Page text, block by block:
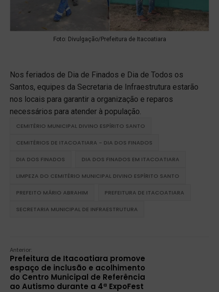
Foto: Divulgação/Prefeitura de Itacoatiara
Nos feriados de Dia de Finados e Dia de Todos os
Santos, equipes da Secretaria de Infraestrutura estarão
nos locais para garantir a organização e reparos
necessários para atender à população.
CEMITÉRIO MUNICIPAL DIVINO ESPÍRITO SANTO
CEMITÉRIOS DE ITACOATIARA - DIA DOS FINADOS
DIA DOS FINADOS DIA DOS FINADOS EM ITACOATIARA
LIMPEZA DO CEMITÉRIO MUNICIPAL DIVINO ESPÍRITO SANTO
PREFEITO MÁRIO ABRAHIM PREFEITURA DE ITACOATIARA
SECRETARIA MUNICIPAL DE INFRAESTRUTURA
Anterior:
Prefeitura de Itacoatiara promove
espaço de inclusão e acolhimento
do Centro Municipal de Referência
ao Autismo durante a 4ª ExpoFest